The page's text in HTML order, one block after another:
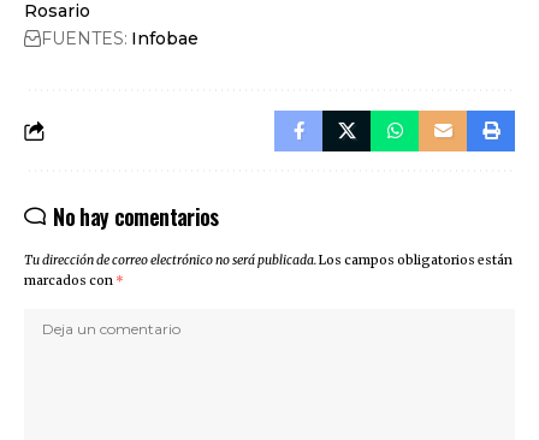
Rosario
FUENTES: Infobae
No hay comentarios
Tu dirección de correo electrónico no será publicada.Los campos obligatorios están
marcados con *